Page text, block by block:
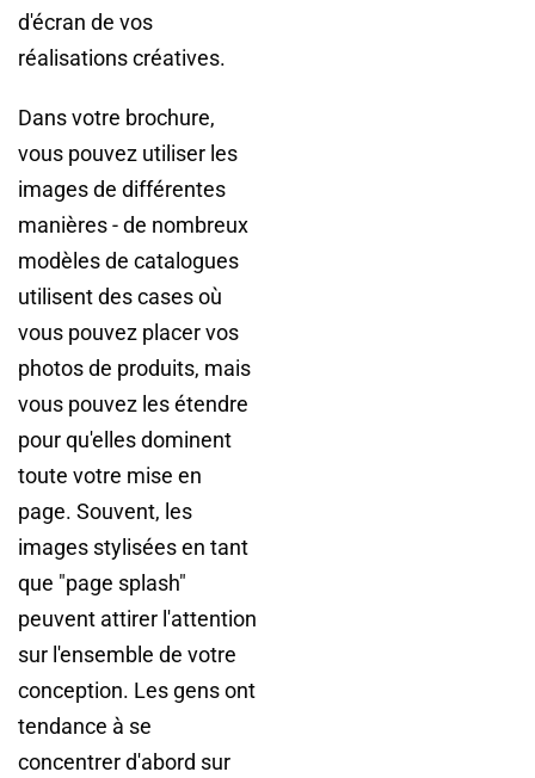
d'écran de vos
réalisations créatives.
Dans votre brochure,
vous pouvez utiliser les
images de différentes
manières - de nombreux
modèles de catalogues
utilisent des cases où
vous pouvez placer vos
photos de produits, mais
vous pouvez les étendre
pour qu'elles dominent
toute votre mise en
page. Souvent, les
images stylisées en tant
que "page splash"
peuvent attirer l'attention
sur l'ensemble de votre
conception. Les gens ont
tendance à se
concentrer d'abord sur